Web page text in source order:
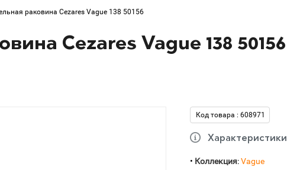
раковина Cezares Vague 138 50156
Cezares Vague 138 50156
Код товара : 608971
Характеристики
• Коллекция:Vague